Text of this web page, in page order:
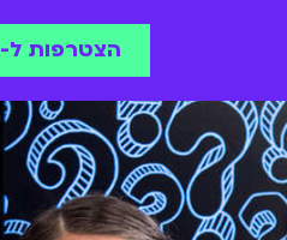
הצטרפות ל-BIGI